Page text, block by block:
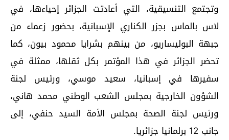
وتجتمع التنسيقية، التي أعادتت الجزائر إحياءها، في
لاس بالماس بجزر الكناري الإسبانية، بحضور زعماء من
جبهة البوليساريو، من بينهم بشرايا محمود بيون، كما
تحضر الجزائر في هذا المؤتمر بكل ثقلها، ممثلة في
سفيرها في إسبانيا، سعيد موسي، ورئيس لجنة
الشؤون الخارجية بمجلس الشعب الوطني محمد هاني،
ورئيس لجنة الصحة بمجلس الأمة السيد حنفي، إلى
جانب 12 برلمانيا جزائريا.